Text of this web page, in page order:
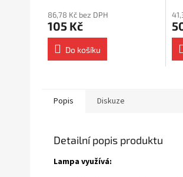
86,78 Kč bez DPH
105 Kč
Do košíku
Popis Diskuze
Detailní popis produktu
Lampa využívá: